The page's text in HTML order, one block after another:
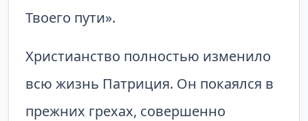
Твоего пути».
Христианство полностью изменило
всю жизнь Патриция. Он покаялся в
прежних грехах, совершенно